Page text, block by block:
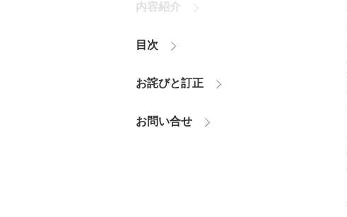
内容紹介
目次
お詫びと訂正
お問い合せ